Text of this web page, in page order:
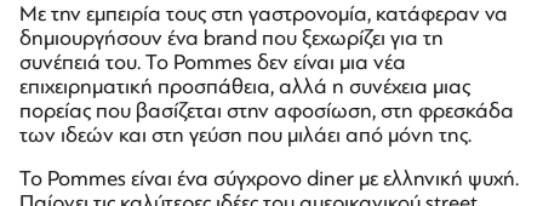
Με την εμπειρία τους στη γαστρονομία, κατάφεραν να
δημιουργήσουν ένα brand που ξεχωρίζει για τη
συνέπειά του. Το Pommes δεν είναι μια νέα
επιχειρηματική προσπάθεια, αλλά η συνέχεια μιας
πορείας που βασίζεται στην αφοσίωση, στη φρεσκάδα
των ιδεών και στη γεύση που μιλάει από μόνη της.
Το Pommes είναι ένα σύγχρονο diner με ελληνική ψυχή.